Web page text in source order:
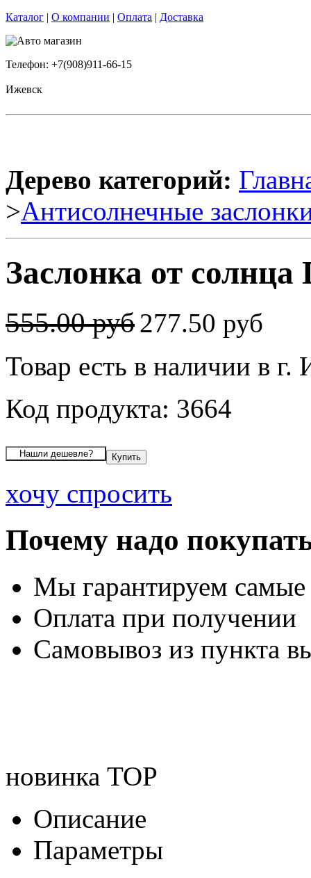
Каталог | О компании | Оплата | Доставка
Телефон: +7(908)911-66-15
Ижевск
Дерево категорий:
>Антисолнечные
Заслонка от солнца
555.00 руб277.50 руб
Товар есть в наличии в г.
Код продукта: 3664
хочу спросить
Почему надо
Мы гарантируем
Оплата при получении
Самовывоз из пункта
новинка TOP
Описание
Параметры